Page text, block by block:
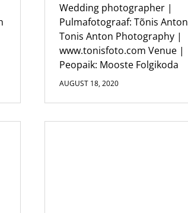
Wedding photographer |
Pulmafotograaf: Tõnis Anton
Tonis Anton Photography |
www.tonisfoto.com Venue |
Peopaik: Mooste Folgikoda
AUGUST 18, 2020